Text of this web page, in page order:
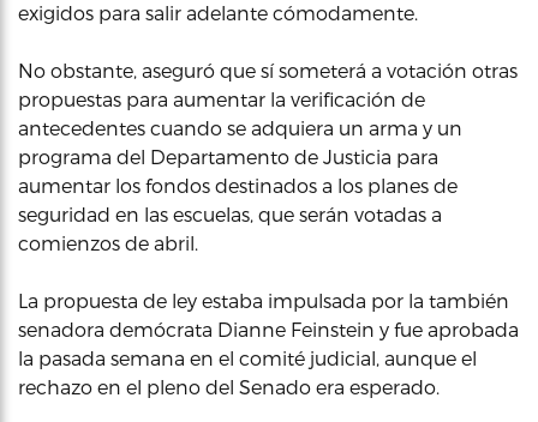
exigidos para salir adelante cómodamente.
No obstante, aseguró que sí someterá a votación otras
propuestas para aumentar la verificación de
antecedentes cuando se adquiera un arma y un
programa del Departamento de Justicia para
aumentar los fondos destinados a los planes de
seguridad en las escuelas, que serán votadas a
comienzos de abril.
La propuesta de ley estaba impulsada por la también
senadora demócrata Dianne Feinstein y fue aprobada
la pasada semana en el comité judicial, aunque el
rechazo en el pleno del Senado era esperado.